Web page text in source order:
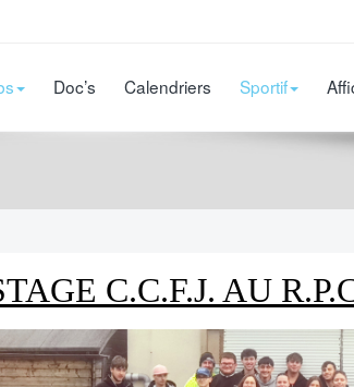
Doc’s Calendriers Sportif
C.C.F.J. AU